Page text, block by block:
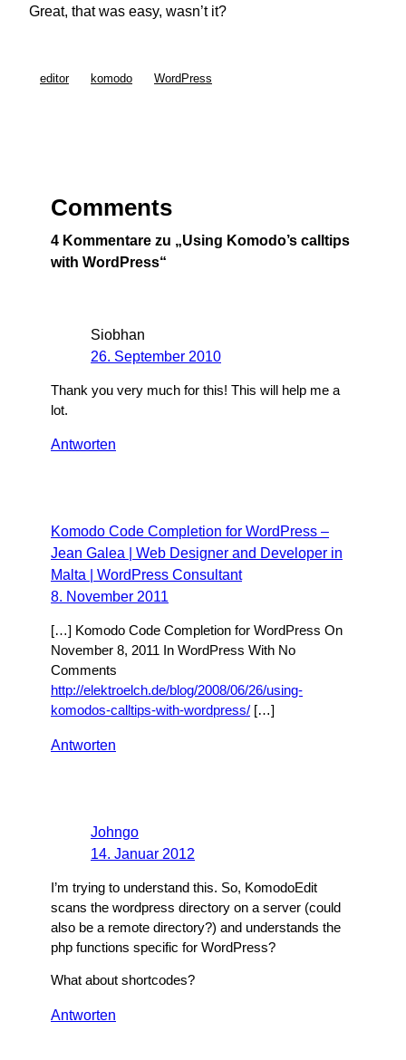
Great, that was easy, wasn’t it?
editor komodo WordPress
Comments
4 Kommentare zu „Using Komodo’s calltips
with WordPress“
Siobhan
26. September 2010
Thank you very much for this! This will help me a
lot.
Antworten
Komodo Code Completion for WordPress –
Jean Galea | Web Designer and Developer in
Malta | WordPress Consultant
8. November 2011
[…] Komodo Code Completion for WordPress On
November 8, 2011 In WordPress With No
Comments
http://elektroelch.de/blog/2008/06/26/using-
komodos-calltips-with-wordpress/ […]
Antworten
Johngo
14. Januar 2012
I’m trying to understand this. So, KomodoEdit
scans the wordpress directory on a server (could
also be a remote directory?) and understands the
php functions specific for WordPress?
What about shortcodes?
Antworten